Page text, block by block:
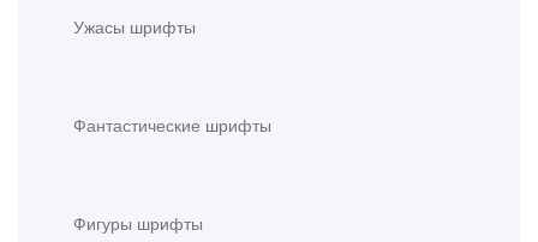
Ужасы шрифты
Фантастические шрифты
Фигуры шрифты